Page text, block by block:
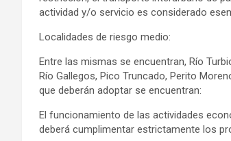
actividad y/o servicio es considerado
Localidades de riesgo medio:
Entre las mismas se encuentran, Río
Río Gallegos, Pico Truncado, Perito
que deberán adoptar se encuentran:
El funcionamiento de las actividades
deberá cumplimentar estrictamente los